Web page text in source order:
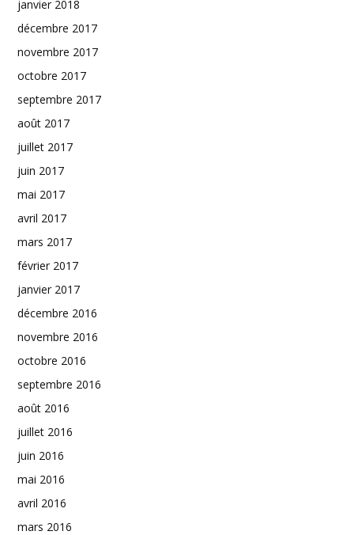
janvier 2018
décembre 2017
novembre 2017
octobre 2017
septembre 2017
août 2017
juillet 2017
juin 2017
mai 2017
avril 2017
mars 2017
février 2017
janvier 2017
décembre 2016
novembre 2016
octobre 2016
septembre 2016
août 2016
juillet 2016
juin 2016
mai 2016
avril 2016
mars 2016